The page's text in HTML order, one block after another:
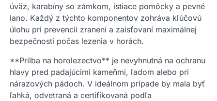
úväz, karabíny so zámkom, istiace pomôcky a pevné
lano. Každý z týchto komponentov zohráva kľúčovú
úlohu pri prevencii zranení a zaisťovaní maximálnej
bezpečnosti počas lezenia v horách.
**Prilba na horolezectvo** je nevyhnutná na ochranu
hlavy pred padajúcimi kameňmi, ľadom alebo pri
nárazových pádoch. V ideálnom prípade by mala byť
ľahká, odvetraná a certifikovaná podľa